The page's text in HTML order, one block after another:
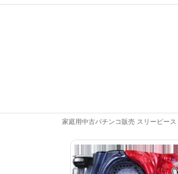
家庭用中古パチンコ販売 スリーピー